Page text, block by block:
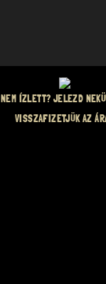
NEM ÍZLETT? JELEZD
VISSZAFIZETJÜK AZ